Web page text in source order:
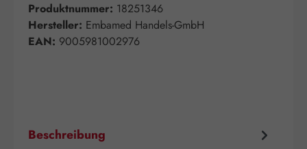
Produktnummer: 18251346
Hersteller: Embamed Handels-GmbH
EAN: 9005981002976
Beschreibung